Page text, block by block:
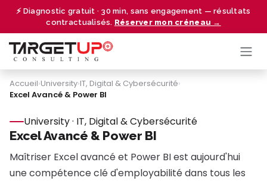
⚡ Diagnostic gratuit · 30 min, sans engagement — résultats
contractualisés. Réserver mon créneau →
Se rendre au contenu
Accueil›University›IT, Digital & Cybersécurité›
Excel Avancé & Power BI
University · IT, Digital & Cybersécurité
Excel Avancé & Power BI
Maîtriser Excel avancé et Power BI est aujourd'hui
une compétence clé d'employabilité dans tous les